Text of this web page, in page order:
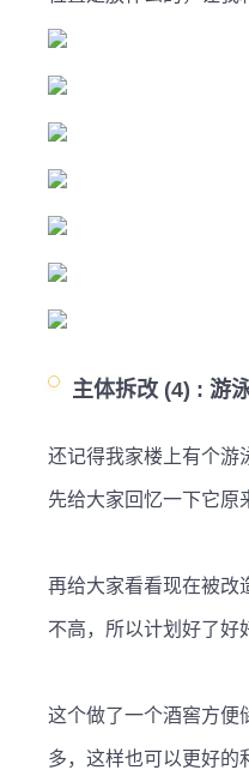
主体拆改 (4) : 游
还记得我家楼上有个游
先给大家回忆一下它原
再给大家看看现在被改
不高，所以计划好了好
这个做了一个酒窖方便
多，这样也可以更好的